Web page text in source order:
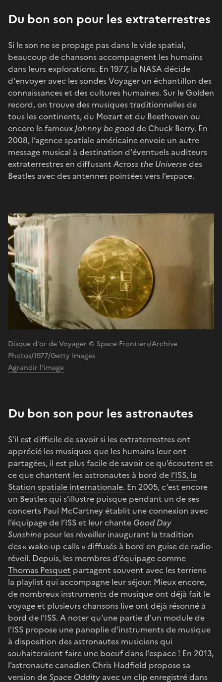
Du bon son pour les extraterrestres
Si le son ne se propage pas dans le vide spatial,
beaucoup de chansons accompagnent les humains
dans leurs explorations. En 1977, la NASA décide
d'envoyer avec les sondes Voyager un échantillon des
connaissances et des cultures humaines. Sur le Golden
record, on trouve des musiques traditionnelles de
tous les continents, du Mozart et du Beethoven ou
encore le fameux Johnny be goodde Chuck Berry. En
2008, l’agence spatiale américaine envoie un autre
message musical à destination d'éventuels auditeurs
extraterrestres en diffusant Across the Universedes
Beatles avec des antennes pointées vers l’espace.
Disque d'or de Voyager © Space Frontiers/Archive
Photos/1977/Getty Images
Agrandir l'image
Du bon son pour les astronautes
S’il est difficile de savoir si les extraterrestres ont
apprécié les musiques que les humains leur ont
partagées, il est plus facile de savoir ce qu’écoutent et
ce que chantent les astronautes à bord de l’ISS, la
Station spatiale internationale. En 2005, c’est encore
un Beatles qui s’illustre puisque pendant un de ses
concerts Paul McCartney établit une connexion avec
l’équipage de l’ISS et leur chante Good Day
Sunshine pour les réveiller inaugurant la tradition
des « wake-up calls » diffusés à bord en guise de radio-
réveil. Depuis, les membres d’équipage comme
Thomas Pesquet partagent souvent avec les terriens
la playlist qui accompagne leur séjour. Mieux encore,
de nombreux instruments de musique ont déjà fait le
voyage et plusieurs chansons live ont déjà résonné à
bord de l’ISS. A noter qu'une partie d'un module de
l'ISS propose une panoplie d'instruments de musique
à disposition des astronautes musiciens qui
souhaiteraient faire une boeuf dans l'espace ! En 2013,
l’astronaute canadien Chris Hadfield propose sa
version de Space Oddity avec un clip enregistré dans